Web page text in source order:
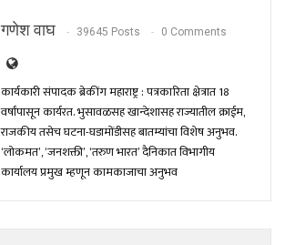
गणेश वाघ 39645 Posts 0 Comments
कार्यकारी संपादक ब्रेकींग महाराष्ट्र : पत्रकारिता क्षेत्रात 18
वर्षांपासून कार्यरत. भुसावळसह खान्देशासह राज्यातील क्राईम,
राजकीय तसेच घटना-घडामोंडीसह बातम्यांचा विशेष अनुभव.
‘लोकमत’, ‘जनशक्ती’, ‘तरुण भारत’ दैनिकात विभागीय
कार्यालय प्रमुख म्हणून कामकाजाचा अनुभव